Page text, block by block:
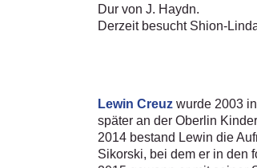
Dur von J. Haydn.
Derzeit besucht Shion-
Lewin Creuz wurde 2003
später an der Oberlin
2014 bestand Lewin die
Sikorski, bei dem er in den